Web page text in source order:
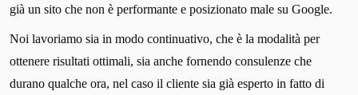
già un sito che non è performante e posizionato male su Google.
Noi lavoriamo sia in modo continuativo, che è la modalità per
ottenere risultati ottimali, sia anche fornendo consulenze che
durano qualche ora, nel caso il cliente sia già esperto in fatto di